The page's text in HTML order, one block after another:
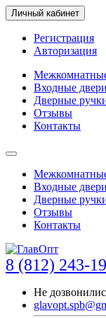
Личный кабинет
Регистрация
Авторизация
Входные двери
Дверные
Отзывы
Контакты
Входные двери
Дверные
Отзывы
Контакты
8 (812) 243-
Не